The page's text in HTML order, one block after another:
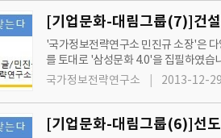
[기업문화-대림그룹(7)]건
'국가정보전략연구소 민진규 소장'은
를 토대로 '삼성문화 4.0'을 집필하였
과 제언'을 통해 지속성장과 발전을 제
국가정보전략연구소 2013-12-